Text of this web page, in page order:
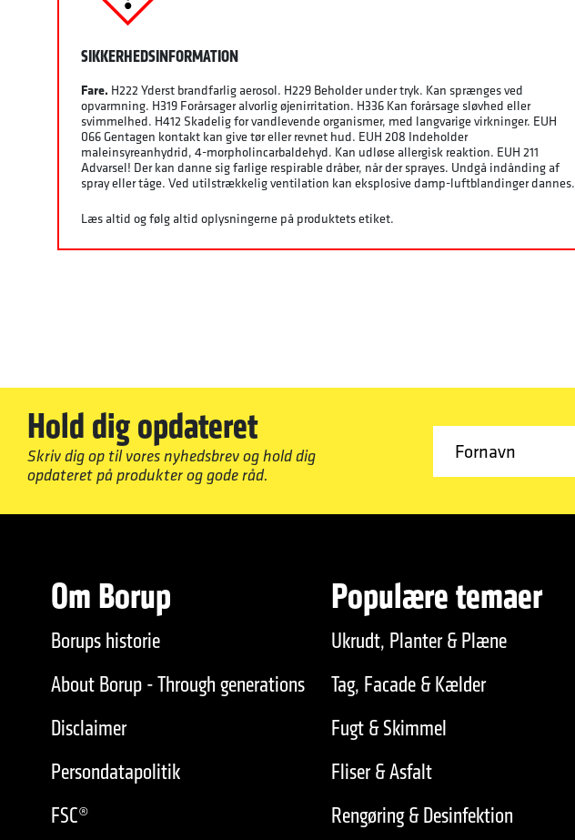
SIKKERHEDSINFORMATION
Fare. H222 Yderst brandfarlig aerosol. H229 Beholder under tryk. Kan sprænges ved
opvarmning. H319 Forårsager alvorlig øjenirritation. H336 Kan forårsage sløvhed eller
svimmelhed. H412 Skadelig for vandlevende organismer, med langvarige virkninger. EUH
066 Gentagen kontakt kan give tør eller revnet hud. EUH 208 Indeholder
maleinsyreanhydrid, 4-morpholincarbaldehyd. Kan udløse allergisk reaktion. EUH 211
Advarsel! Der kan danne sig farlige respirable dråber, når der sprayes. Undgå indånding af
spray eller tåge. Ved utilstrækkelig ventilation kan eksplosive damp-luftblandinger dannes.
Læs altid og følg altid oplysningerne på produktets etiket.
Hold dig opdateret
Skriv dig op til vores nyhedsbrev og hold dig
opdateret på produkter og gode råd.
Om Borup
Borups historie
About Borup - Through generations
Disclaimer
Persondatapolitik
FSC®
Populære temaer
Ukrudt, Planter & Plæne
Tag, Facade & Kælder
Fugt & Skimmel
Fliser & Asfalt
Rengøring & Desinfektion